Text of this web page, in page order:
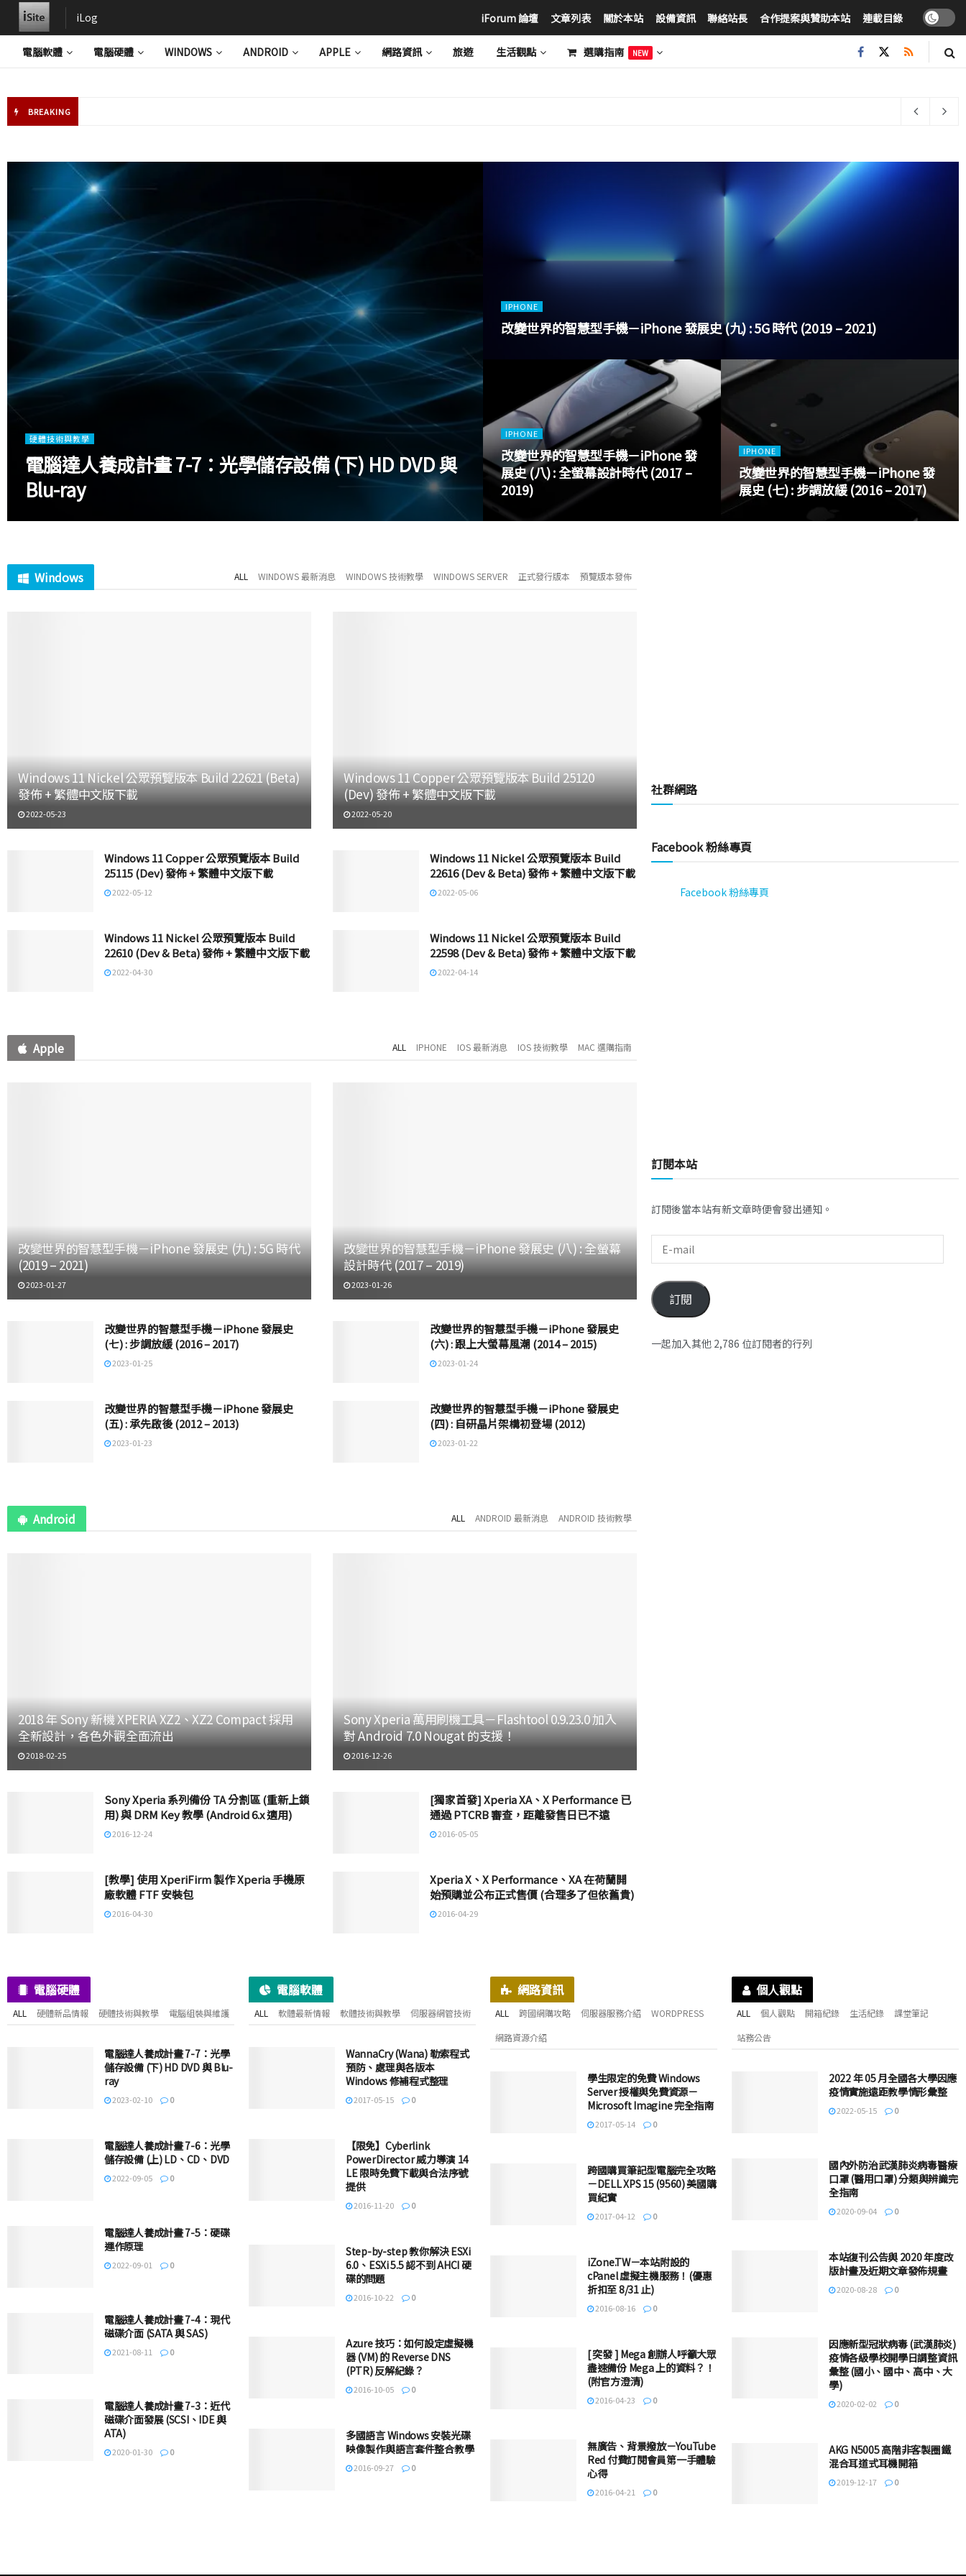
iLog iForum 論壇 文章列表 關於本站 設備資訊 聯絡站長 合作提案與贊助本站 連載目錄
電腦軟體 電腦硬體 WINDOWS ANDROID APPLE 網路資訊 旅遊 生活觀點 選購指南 NEW
BREAKING
硬體技術與教學
電腦達人養成計畫 7-7：光學儲存設備 (下) HD DVD 與
Blu-ray
IPHONE
改變世界的智慧型手機－iPhone 發展史 (九) : 5G 時代 (2019 – 2021)
IPHONE
改變世界的智慧型手機－iPhone 發
展史 (八) : 全螢幕設計時代 (2017 –
2019)
IPHONE
改變世界的智慧型手機－iPhone 發
展史 (七) : 步調放緩 (2016 – 2017)
Windows ALL WINDOWS 最新消息 WINDOWS 技術教學 WINDOWS SERVER 正式發行版本 預覽版本發佈
Windows 11 Nickel 公眾預覽版本 Build 22621 (Beta)
發佈 + 繁體中文版下載
2022-05-23
Windows 11 Copper 公眾預覽版本 Build 25120
(Dev) 發佈 + 繁體中文版下載
2022-05-20
Windows 11 Copper 公眾預覽版本 Build
25115 (Dev) 發佈 + 繁體中文版下載
2022-05-12
Windows 11 Nickel 公眾預覽版本 Build
22616 (Dev & Beta) 發佈 + 繁體中文版下載
2022-05-06
Windows 11 Nickel 公眾預覽版本 Build
22610 (Dev & Beta) 發佈 + 繁體中文版下載
2022-04-30
Windows 11 Nickel 公眾預覽版本 Build
22598 (Dev & Beta) 發佈 + 繁體中文版下載
2022-04-14
Apple ALL IPHONE IOS 最新消息 IOS 技術教學 MAC 選購指南
改變世界的智慧型手機－iPhone 發展史 (九) : 5G 時代
(2019 – 2021)
2023-01-27
改變世界的智慧型手機－iPhone 發展史 (八) : 全螢幕
設計時代 (2017 – 2019)
2023-01-26
改變世界的智慧型手機－iPhone 發展史
(七) : 步調放緩 (2016 – 2017)
2023-01-25
改變世界的智慧型手機－iPhone 發展史
(六) : 跟上大螢幕風潮 (2014 – 2015)
2023-01-24
改變世界的智慧型手機－iPhone 發展史
(五) : 承先啟後 (2012 – 2013)
2023-01-23
改變世界的智慧型手機－iPhone 發展史
(四) : 自研晶片架構初登場 (2012)
2023-01-22
Android ALL ANDROID 最新消息 ANDROID 技術教學
2018 年 Sony 新機 XPERIA XZ2、XZ2 Compact 採用
全新設計，各色外觀全面流出
2018-02-25
Sony Xperia 萬用刷機工具－Flashtool 0.9.23.0 加入
對 Android 7.0 Nougat 的支援！
2016-12-26
Sony Xperia 系列備份 TA 分割區 (重新上鎖
用) 與 DRM Key 教學 (Android 6.x 適用)
2016-12-24
[獨家首發] Xperia XA、X Performance 已
通過 PTCRB 審查，距離發售日已不遠
2016-05-05
[教學] 使用 XperiFirm 製作 Xperia 手機原
廠軟體 FTF 安裝包
2016-04-30
Xperia X、X Performance、XA 在荷蘭開
始預購並公布正式售價 (合理多了但依舊貴)
2016-04-29
社群網路
Facebook 粉絲專頁
Facebook 粉絲專頁
訂閱本站
訂閱後當本站有新文章時便會發出通知。
訂閱
一起加入其他 2,786 位訂閱者的行列
電腦硬體
ALL 硬體新品情報 硬體技術與教學 電腦組裝與維護
電腦達人養成計畫 7-7：光學
儲存設備 (下) HD DVD 與 Blu-
ray
2023-02-10 0
電腦達人養成計畫 7-6：光學
儲存設備 (上) LD、CD、DVD
2022-09-05 0
電腦達人養成計畫 7-5：硬碟
運作原理
2022-09-01 0
電腦達人養成計畫 7-4：現代
磁碟介面 (SATA 與 SAS)
2021-08-11 0
電腦達人養成計畫 7-3：近代
磁碟介面發展 (SCSI、IDE 與
ATA)
2020-01-30 0
電腦軟體
ALL 軟體最新情報 軟體技術與教學 伺服器網管技術
WannaCry (Wana) 勒索程式
預防、處理與各版本
Windows 修補程式整理
2017-05-15 0
【限免】Cyberlink
PowerDirector 威力導演 14
LE 限時免費下載與合法序號
提供
2016-11-20 0
Step-by-step 教你解決 ESXi
6.0、ESXi 5.5 認不到 AHCI 硬
碟的問題
2016-10-22 0
Azure 技巧：如何設定虛擬機
器 (VM) 的 Reverse DNS
(PTR) 反解紀錄？
2016-10-05 0
多國語言 Windows 安裝光碟
映像製作與語言套件整合教學
2016-09-27 0
網路資訊
ALL 跨國網購攻略 伺服器服務介紹
WORDPRESS
網路資源介紹
學生限定的免費 Windows
Server 授權與免費資源－
Microsoft Imagine 完全指南
2017-05-14 0
跨國購買筆記型電腦完全攻略
－DELL XPS 15 (9560) 美國購
買紀實
2017-04-12 0
iZone.TW－本站附設的
cPanel 虛擬主機服務！(優惠
折扣至 8/31 止)
2016-08-16 0
[ 突發 ] Mega 創辦人呼籲大眾
盡速備份 Mega 上的資料？！
(附官方澄清)
2016-04-23 0
無廣告、背景撥放－YouTube
Red 付費訂閱會員第一手體驗
心得
2016-04-21 0
個人觀點
ALL 個人觀點 開箱紀錄 生活紀錄
課堂筆記
站務公告
2022 年 05 月全國各大學因應
疫情實施遠距教學情形彙整
2022-05-15 0
國內外防治武漢肺炎病毒醫療
口罩 (醫用口罩) 分類與辨識完
全指南
2020-09-04 0
本站復刊公告與 2020 年度改
版計畫及近期文章發佈規畫
2020-08-28 0
因應新型冠狀病毒 (武漢肺炎)
疫情各級學校開學日調整資訊
彙整 (國小、國中、高中、大
學)
2020-02-02 0
AKG N5005 高階非客製圈鐵
混合耳道式耳機開箱
2019-12-17 0